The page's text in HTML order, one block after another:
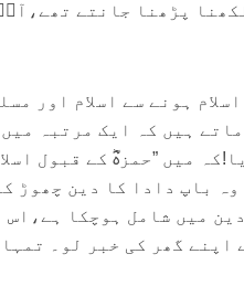
پڑھنا جانتے
ہونے سے اسلام اور
ہیں کہ ایک مرتبہ
میں ”حمزہؓ کے قبول
وہ باپ دادا کا دین چھوڑ
میں شامل ہوچکا ہے،اس
اپنے گھر کی خبر لو۔